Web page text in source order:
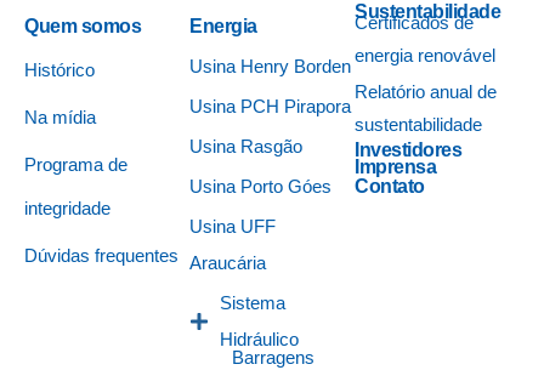
Quem somos
Histórico
Na mídia
Programa de
integridade
Dúvidas frequentes
Energia
Usina Henry Borden
Usina PCH Pirapora
Usina Rasgão
Usina Porto Góes
Usina UFF
Araucária
Sistema
Hidráulico
Barragens
Sustentabilidade
Certificados de
energia renovável
Relatório anual de
sustentabilidade
Investidores
Imprensa
Contato